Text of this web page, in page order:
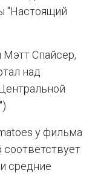
"Настоящий
Спайсер,
над
у фильма
соответствует
средние